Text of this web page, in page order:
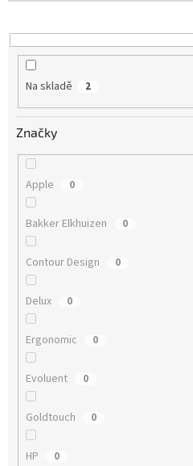
Na skladě 2
Značky
Apple 0
Bakker Elkhuizen 0
Contour Design 0
Delux 0
Ergonomic 0
Evoluent 0
Goldtouch 0
HP 0